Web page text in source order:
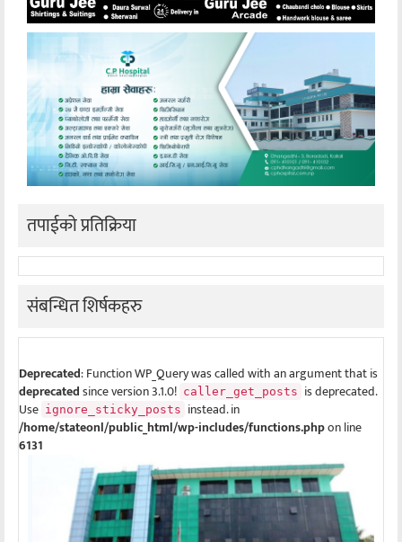
तपाईको प्रतिक्रिया
संबन्धित शिर्षकहरु
Deprecated: Function WP_Query was called with an argument that is
deprecatedsince version 3.1.0! caller_get_posts is deprecated.
Use ignore_sticky_posts instead. in
/home/stateonl/public_html/wp-includes/functions.phpon line
6131